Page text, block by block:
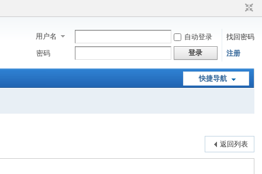
用户名 自动登录
找回密码
密码
登录 注册
快捷导航
返回列表